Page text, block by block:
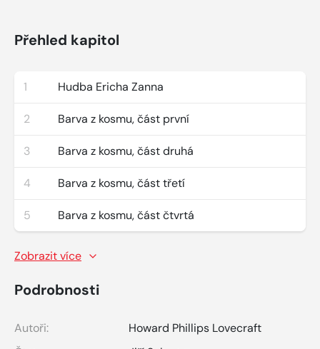
Přehled kapitol
1 Hudba Ericha Zanna
2 Barva z kosmu, část první
3 Barva z kosmu, část druhá
4 Barva z kosmu, část třetí
5 Barva z kosmu, část čtvrtá
Zobrazit více
Podrobnosti
Autoři:
Howard Phillips Lovecraft